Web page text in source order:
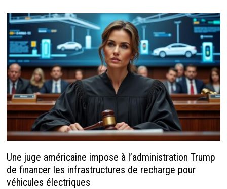
Une juge américaine impose à l’administration Trump
de financer les infrastructures de recharge pour
véhicules électriques